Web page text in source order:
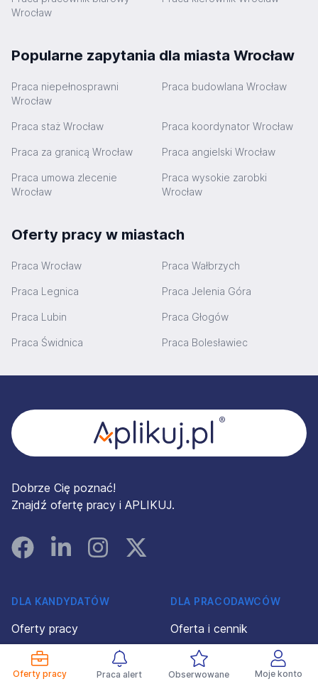
Oferty pracy Praca alert Obserwowane Moje konto
Wrocław
Popularne zapytania dla miasta Wrocław
Praca niepełnosprawni
Wrocław
Praca budowlana Wrocław
Praca staż Wrocław Praca koordynator Wrocław
Praca za granicą Wrocław Praca angielski Wrocław
Praca umowa zlecenie
Wrocław
Praca wysokie zarobki
Wrocław
Oferty pracy w miastach
Praca Wrocław Praca Wałbrzych
Praca Legnica Praca Jelenia Góra
Praca Lubin Praca Głogów
Praca Świdnica Praca Bolesławiec
Dobrze Cię poznać!
Znajdź ofertę pracy i APLIKUJ.
FacebookLinked InInstagramInstagram
DLA KANDYDATÓW
Oferty pracy
Pracodawcy
DLA PRACODAWCÓW
Oferta i cennik
Profil Pracodawcy 360°